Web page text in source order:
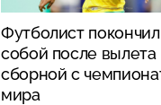
Футболист
собой после вылета
сборной с
мира